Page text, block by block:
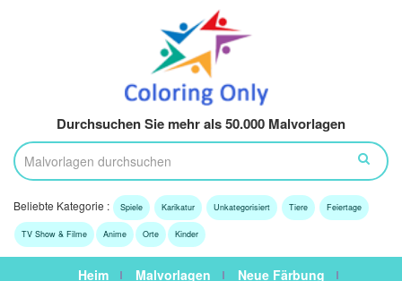
Durchsuchen Sie mehr als 50.000 Malvorlagen
Beliebte Kategorie : Spiele Karikatur Unkategorisiert Tiere Feiertage
TV Show & Filme Anime Orte Kinder
Heim Malvorlagen
Neue Färbung